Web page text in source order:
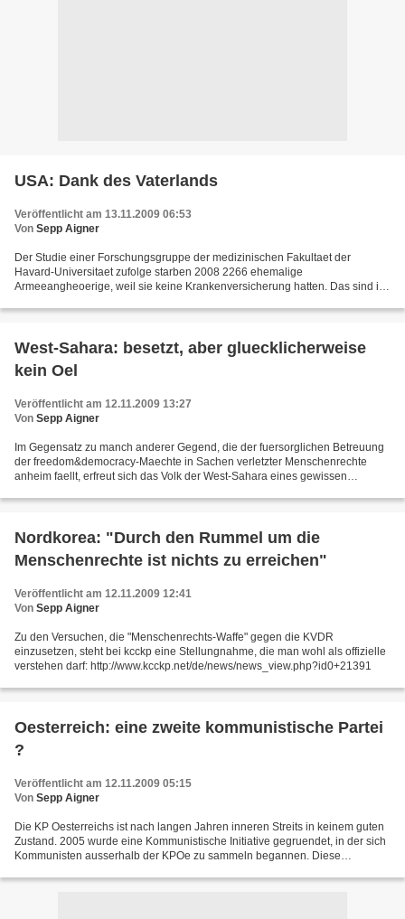
USA: Dank des Vaterlands
Veröffentlicht am 13.11.2009 06:53
Von Sepp Aigner
Der Studie einer Forschungsgruppe der medizinischen Fakultaet der
Havard-Universitaet zufolge starben 2008 2266 ehemalige
Armeeangheoerige, weil sie keine Krankenversicherung hatten. Das sind im
West-Sahara: besetzt, aber gluecklicherweise
kein Oel
Veröffentlicht am 12.11.2009 13:27
Von Sepp Aigner
Im Gegensatz zu manch anderer Gegend, die der fuersorglichen Betreuung
der freedom&democracy-Maechte in Sachen verletzter Menschenrechte
anheim faellt, erfreut sich das Volk der West-Sahara eines gewissen
Nordkorea: "Durch den Rummel um die
Menschenrechte ist nichts zu erreichen"
Veröffentlicht am 12.11.2009 12:41
Von Sepp Aigner
Zu den Versuchen, die "Menschenrechts-Waffe" gegen die KVDR
einzusetzen, steht bei kcckp eine Stellungnahme, die man wohl als offizielle
verstehen darf: http://www.kcckp.net/de/news/news_view.php?id0+21391
Oesterreich: eine zweite kommunistische Partei
?
Veröffentlicht am 12.11.2009 05:15
Von Sepp Aigner
Die KP Oesterreichs ist nach langen Jahren inneren Streits in keinem guten
Zustand. 2005 wurde eine Kommunistische Initiative gegruendet, in der sich
Kommunisten ausserhalb der KPOe zu sammeln begannen. Diese